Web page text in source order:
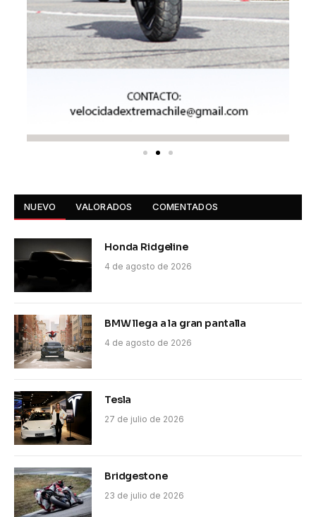
NUEVO VALORADOS COMENTADOS
Honda Ridgeline
4 de agosto de 2026
BMW llega a la gran pantalla
4 de agosto de 2026
Tesla
27 de julio de 2026
Bridgestone
23 de julio de 2026